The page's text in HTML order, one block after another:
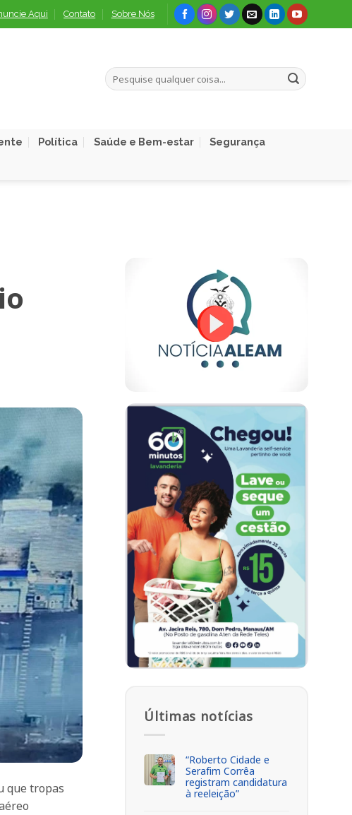
Aqui Contato Sobre Nós
Política Saúde e Bem-estar Segurança
que tropas
Últimas notícias
“Roberto Cidade e
Serafim Corrêa
registram candidatura
à reeleição”